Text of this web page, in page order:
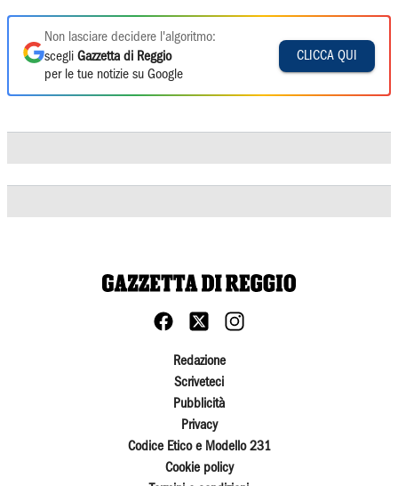
Non lasciare decidere l'algoritmo:
scegli Gazzetta di Reggio
per le tue notizie su Google
CLICCA QUI
Redazione
Scriveteci
Pubblicità
Privacy
Codice Etico e Modello 231
Cookie policy